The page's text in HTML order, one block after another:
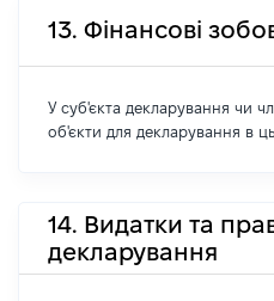
13. Фінансові
У суб'єкта декларування чи
об'єкти для декларування в
14. Видатки та
декларування